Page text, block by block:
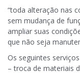
“toda alteração nas
sem mudança de
ampliar suas
que não seja
Os seguintes
– troca de materiais